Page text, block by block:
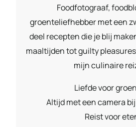
Foodfotograaf,
groenteliefhebber met een
deel recepten die je blij
maaltijden tot guilty
mijn culinaire
Liefde voor
Altijd met een camera
Reist voor